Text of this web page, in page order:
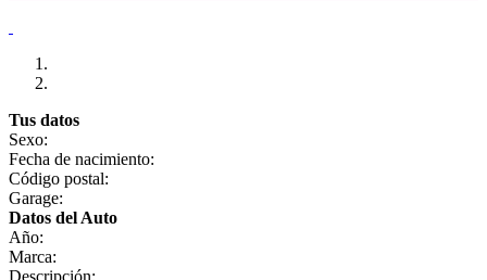
Tus datos
Sexo:
Fecha de nacimiento:
Código postal:
Garage:
Datos del Auto
Año:
Marca:
Descripción: